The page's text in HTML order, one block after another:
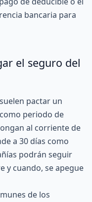
bancaria para
el seguro del
pactar un
periodo de
al corriente de
a 30 días como
podrán seguir
y cuando, se apegue
de los